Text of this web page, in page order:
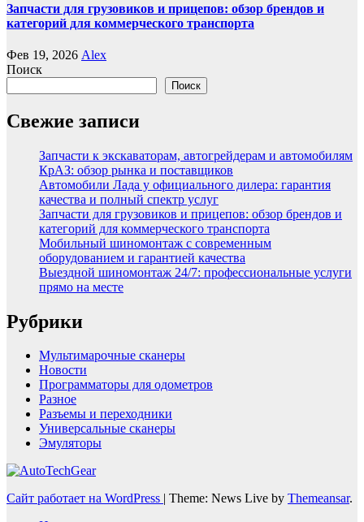
Запчасти для грузовиков и прицепов: обзор брендов и
категорий для коммерческого транспорта
Фев 19, 2026 Alex
Поиск
Поиск
Свежие записи
Запчасти к экскаваторам, автогрейдерам и автомобилям
КрАЗ: обзор рынка и поставщиков
Автомобили Лада у официального дилера: гарантия
качества и полный спектр услуг
Запчасти для грузовиков и прицепов: обзор брендов и
категорий для коммерческого транспорта
Мобильный шиномонтаж с современным
оборудованием и гарантией качества
Выездной шиномонтаж 24/7: профессиональные услуги
прямо на месте
Рубрики
Мультимарочные сканеры
Новости
Программаторы для одометров
Разное
Разъемы и переходники
Универсальные сканеры
Эмуляторы
Сайт работает на WordPress | Theme: News Live by Themeansar.